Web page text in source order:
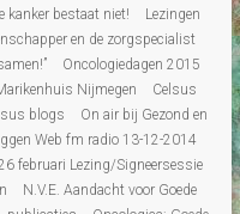
kanker bestaat niet!
Lezingen
en de zorgspecialist
Oncologiedagen 2015
Nijmegen
Celsus
blogs
On air bij Gezond en
Web fm radio 13-12-2014
februari Lezing/Signeersessie
N.V.E. Aandacht voor Goede